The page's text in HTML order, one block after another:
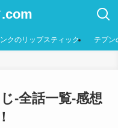
クのリップスティック テプン
-全話一覧-感想